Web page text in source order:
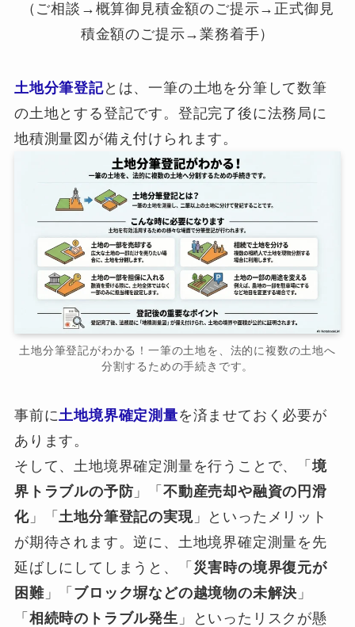
（ご相談→概算御見積金額のご提示→正式御見
積金額のご提示→業務着手）
土地分筆登記とは、一筆の土地を分筆して数筆
の土地とする登記です。登記完了後に法務局に
地積測量図が備え付けられます。
土地分筆登記がわかる！一筆の土地を、法的に複数の土地へ
分割するための手続きです。
事前に土地境界確定測量を済ませておく必要が
あります。
そして、土地境界確定測量を行うことで、「境
界トラブルの予防 」「 不動産売却や融資の円滑
化」「 土地分筆登記の実現」といったメリット
が期待されます。逆に、土地境界確定測量を先
延ばしにしてしまうと、「 災害時の境界復元が
困難」「 ブロック塀などの越境物の未解決 」
「 相続時のトラブル発生 」といったリスクが懸